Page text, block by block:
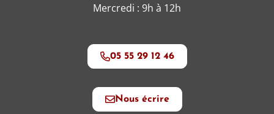
Mercredi : 9h à 12h
05 55 29 12 46
Nous écrire